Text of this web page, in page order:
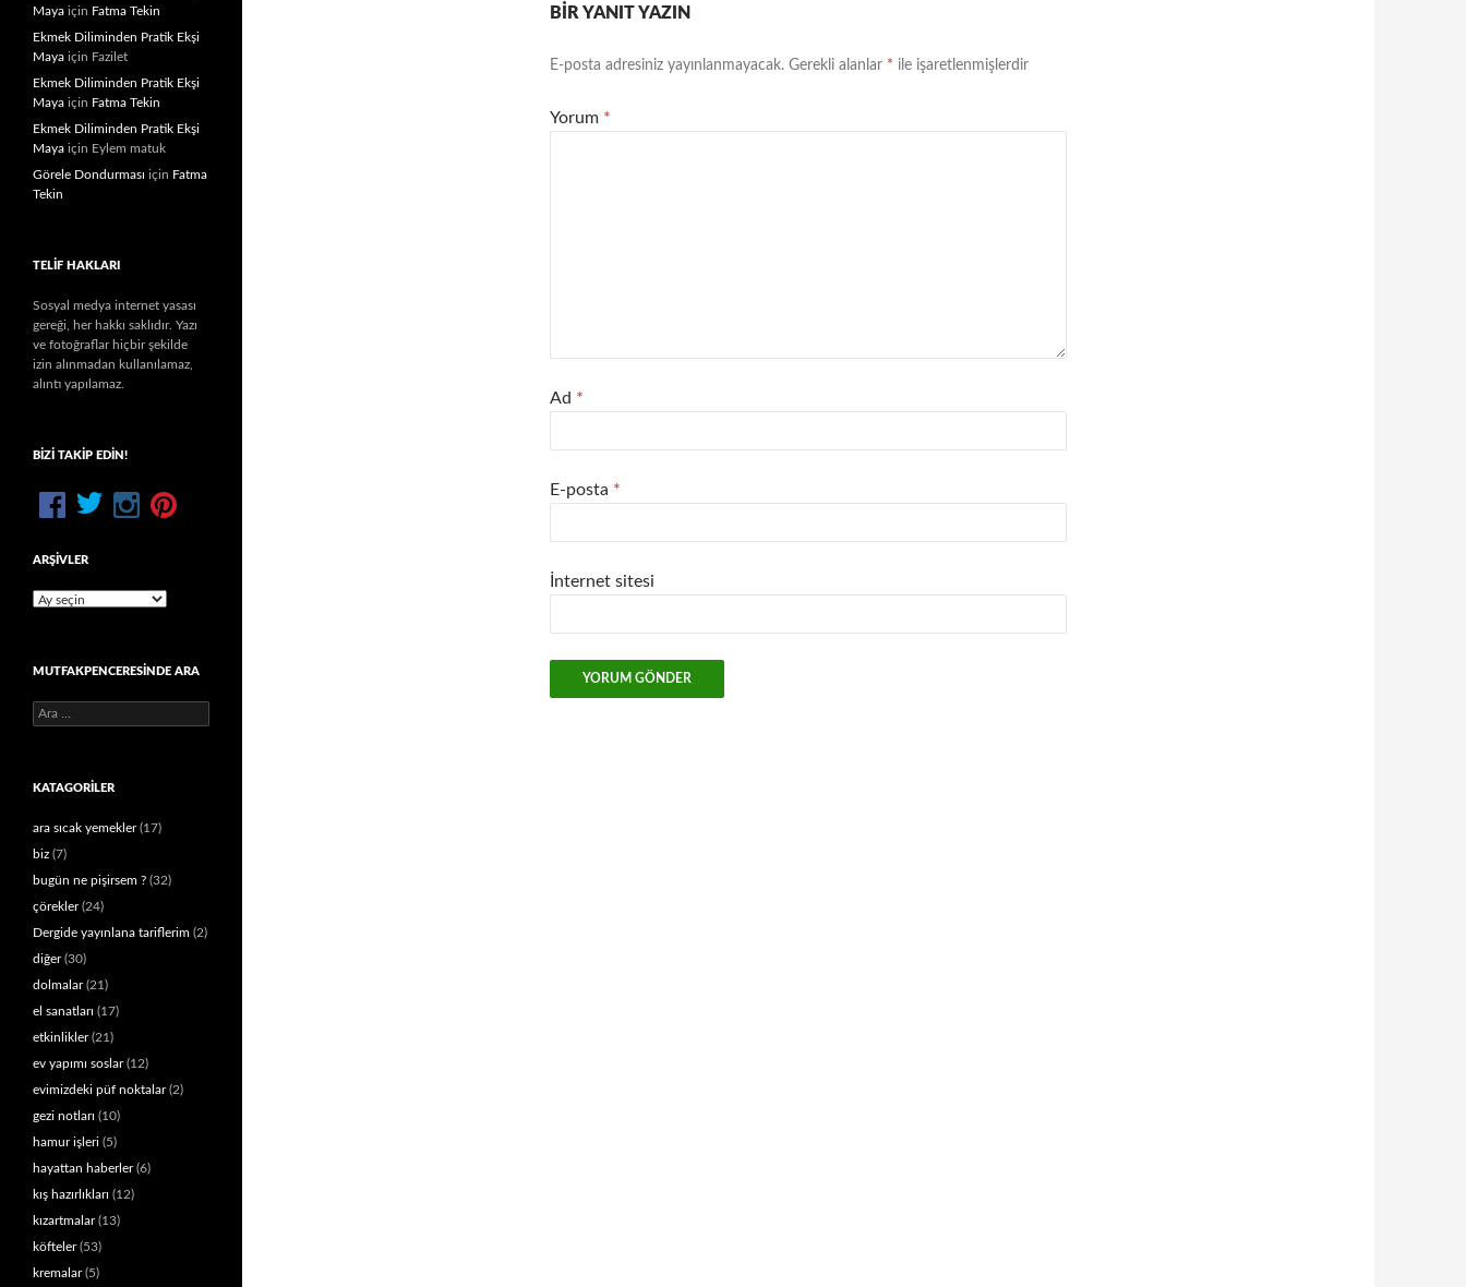
BIR YANIT YAZIN
E-posta adresiniz yayınlanmayacak. Gerekli alanlar * ile işaretlenmişlerdir
Yorum *
Ad *
E-posta *
İnternet sitesi
Maya için Fatma Tekin
Ekmek Diliminden Pratik Ekşi
Maya için Fazilet
Ekmek Diliminden Pratik Ekşi
Maya için Fatma Tekin
Ekmek Diliminden Pratik Ekşi
Maya için Eylem matuk
Görele Dondurması için Fatma
Tekin
TELIF HAKLARI
Sosyal medya internet yasası
gereği, her hakkı saklıdır. Yazı
ve fotoğraflar hiçbir şekilde
izin alınmadan kullanılamaz,
alıntı yapılamaz.
BIZI TAKIP EDIN!
ARŞIVLER
Arşivler
MUTFAKPENCERESINDE ARA
Arama:
KATAGORILER
ara sıcak yemekler(17)
biz (7)
bugün ne pişirsem ? (32)
çörekler(24)
Dergide yayınlana tariflerim (2)
diğer(30)
dolmalar(21)
el sanatları (17)
etkinlikler(21)
ev yapımı soslar(12)
evimizdeki püf noktalar(2)
gezi notları (10)
hamur işleri (5)
hayattan haberler(6)
kış hazırlıkları (12)
kızartmalar(13)
köfteler(53)
kremalar(5)